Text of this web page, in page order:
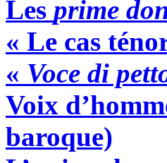
Les prime
« Le cas
« Voce di
Voix
baroque)